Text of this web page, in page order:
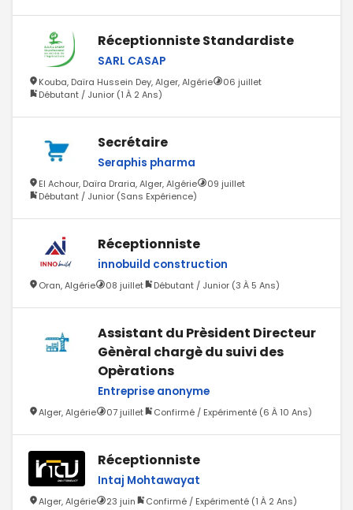
Réceptionniste Standardiste
SARL CASAP
Kouba, Daïra Hussein Dey, Alger, Algérie
06 juillet
Débutant / Junior (1 À 2 Ans)
Secrétaire
Seraphis pharma
El Achour, Daïra Draria, Alger, Algérie
09 juillet
Débutant / Junior (Sans Expérience)
Réceptionniste
innobuild construction
Oran, Algérie 08 juillet Débutant / Junior (3 À 5 Ans)
Assistant du Prèsident Directeur
Gènèral chargè du suivi des
Opèrations
Entreprise anonyme
Alger, Algérie 07 juillet Confirmé / Expérimenté (6 À 10 Ans)
Réceptionniste
Intaj Mohtawayat
Alger, Algérie 23 juin Confirmé / Expérimenté (1 À 2 Ans)